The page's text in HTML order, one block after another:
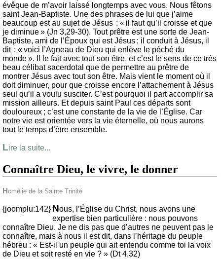
évêque de m’avoir laissé longtemps avec vous. Nous fêtons
saint Jean-Baptiste. Une des phrases de lui que j’aime
beaucoup est au sujet de Jésus : « il faut qu’il croisse et que
je diminue » (Jn 3,29-30). Tout prêtre est une sorte de Jean-
Baptiste, ami de l’Époux qui est Jésus ; il conduit à Jésus, il
dit : « voici l’Agneau de Dieu qui enlève le péché du
monde ». Il le fait avec tout son être, et c’est le sens de ce très
beau célibat sacerdotal que de permettre au prêtre de
montrer Jésus avec tout son être. Mais vient le moment où il
doit diminuer, pour que croisse encore l’attachement à Jésus
seul qu’il a voulu susciter. C’est pourquoi il part accomplir sa
mission ailleurs. Et depuis saint Paul ces départs sont
douloureux ; c’est une constante de la vie de l’Église. Car
notre vie est orientée vers la vie éternelle, où nous aurons
tout le temps d’être ensemble.
Lire la suite...
Connaître Dieu, le vivre, le donner
Homélie de la Sainte Trinité
{joomplu:142} Nous, l’Église du Christ, nous avons une
expertise bien particulière : nous pouvons
connaître Dieu. Je ne dis pas que d’autres ne peuvent pas le
connaître, mais à nous il est dit, dans l’héritage du peuple
hébreu : « Est-il un peuple qui ait entendu comme toi la voix
de Dieu et soit resté en vie ? » (Dt 4,32)